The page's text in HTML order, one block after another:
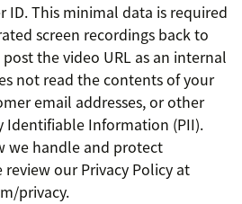
ID. This minimal data is required
screen recordings back to
the video URL as an internal
not read the contents of your
email addresses, or other
Identifiable Information (PII).
we handle and protect
our Privacy Policy at
privacy.